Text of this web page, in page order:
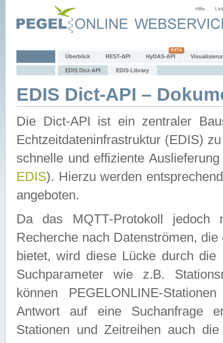
Hilfe
Überblick REST-API HyDAS-API
EDIS Dict-API EDIS-Library
EDIS Dict-API –
Die Dict-API ist ein zentraler
Echtzeitdateninfrastruktur (EDIS)
schnelle und effiziente
EDIS). Hierzu werden
angeboten.
Da das MQTT-Protokoll jedoch
Recherche nach Datenströmen,
bietet, wird diese Lücke durch die
Suchparameter wie z.B.
können PEGELONLINE-
Antwort auf eine Suchanfrage
Stationen und Zeitreihen auch